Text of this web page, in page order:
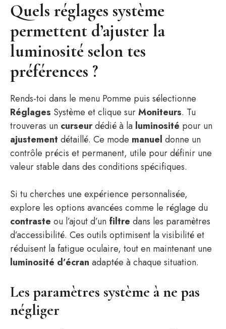
Quels réglages système
permettent d’ajuster la
luminosité selon tes
préférences ?
Rends-toi dans le menu Pomme puis sélectionne
Réglages Système et clique surMoniteurs. Tu
trouveras un curseurdédié à la luminosité pour un
ajustement détaillé. Ce mode manuel donne un
contrôle précis et permanent, utile pour définir une
valeur stable dans des conditions spécifiques.
Si tu cherches une expérience personnalisée,
explore les options avancées comme le réglage du
contraste ou l’ajout d’un filtre dans les paramètres
d’accessibilité. Ces outils optimisent la visibilité et
réduisent la fatigue oculaire, tout en maintenant une
luminosité d’écran adaptée à chaque situation.
Les paramètres système à ne pas
négliger